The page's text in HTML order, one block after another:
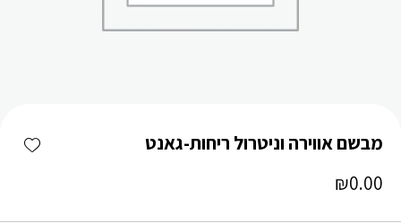
מבשם אווירה וניטרול ריחות-גאנט
₪0.00